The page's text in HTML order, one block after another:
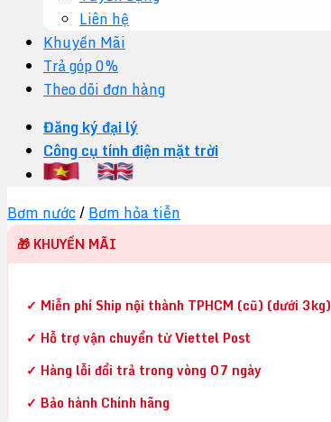
Liên hệ
Khuyến Mãi
Trả góp 0%
Theo dõi đơn hàng
Đăng ký đại lý
Công cụ tính điện mặt trời
Bơm nước/Bơm hỏa tiễn
🎁 KHUYẾN MÃI
✓ Miễn phí Ship nội thành TPHCM (cũ) (dưới 3kg)
✓ Hỗ trợ vận chuyển từ Viettel Post
✓ Hàng lỗi đổi trả trong vòng 07 ngày
✓ Bảo hành Chính hãng